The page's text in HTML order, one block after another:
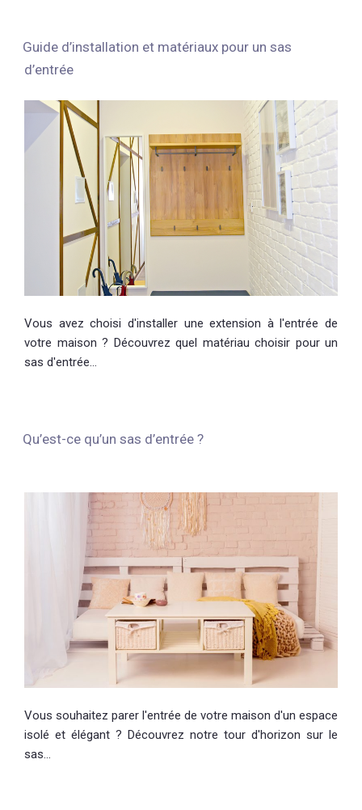
Guide d’installation et matériaux pour un sas
d’entrée
Vous avez choisi d'installer une extension à l'entrée de
votre maison ? Découvrez quel matériau choisir pour un
sas d'entrée…
Qu’est-ce qu’un sas d’entrée ?
Vous souhaitez parer l'entrée de votre maison d'un espace
isolé et élégant ? Découvrez notre tour d'horizon sur le
sas…